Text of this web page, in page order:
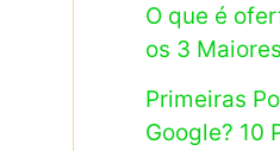
O que é
os 3
Primeiras
Google? 10